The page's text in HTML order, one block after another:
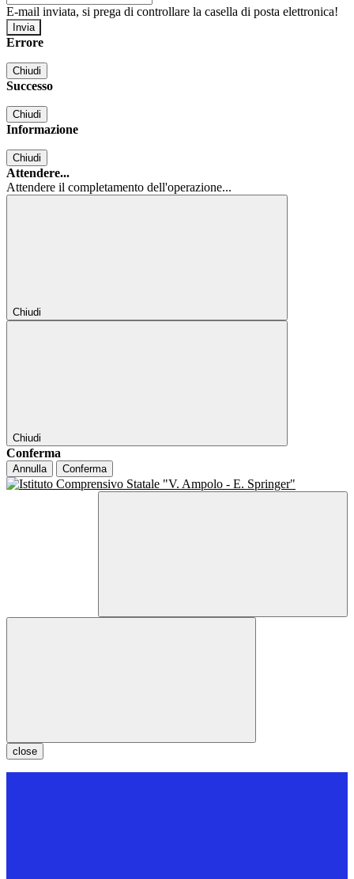
E-mail inviata, si prega di controllare la casella di posta elettronica!
Errore
Chiudi
Successo
Chiudi
Informazione
Chiudi
Attendere...
Attendere il completamento dell'operazione...
Chiudi
Chiudi
Conferma
Annulla Conferma
close